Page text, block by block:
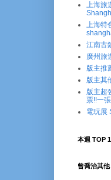
上海旅
上海特
江南古
廣州旅
版主推
版主其
版主超
票!!一
電玩展
本週 TOP
曾喬治其